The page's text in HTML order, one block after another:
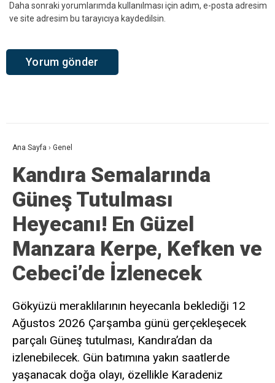
Daha sonraki yorumlarımda kullanılması için adım, e-posta adresim
ve site adresim bu tarayıcıya kaydedilsin.
Ana Sayfa › Genel
Kandıra Semalarında
Güneş Tutulması
Heyecanı! En Güzel
Manzara Kerpe, Kefken ve
Cebeci’de İzlenecek
Gökyüzü meraklılarının heyecanla beklediği 12
Ağustos 2026 Çarşamba günü gerçekleşecek
parçalı Güneş tutulması, Kandıra’dan da
izlenebilecek. Gün batımına yakın saatlerde
yaşanacak doğa olayı, özellikle Karadeniz